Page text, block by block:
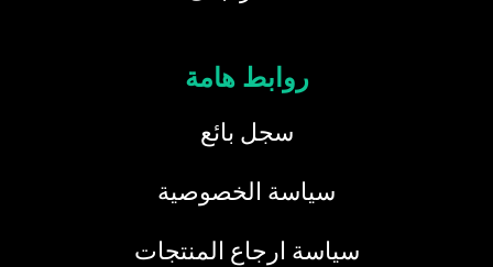
روابط هامة
سجل بائع
سياسة الخصوصية
سياسة ارجاع المنتجات